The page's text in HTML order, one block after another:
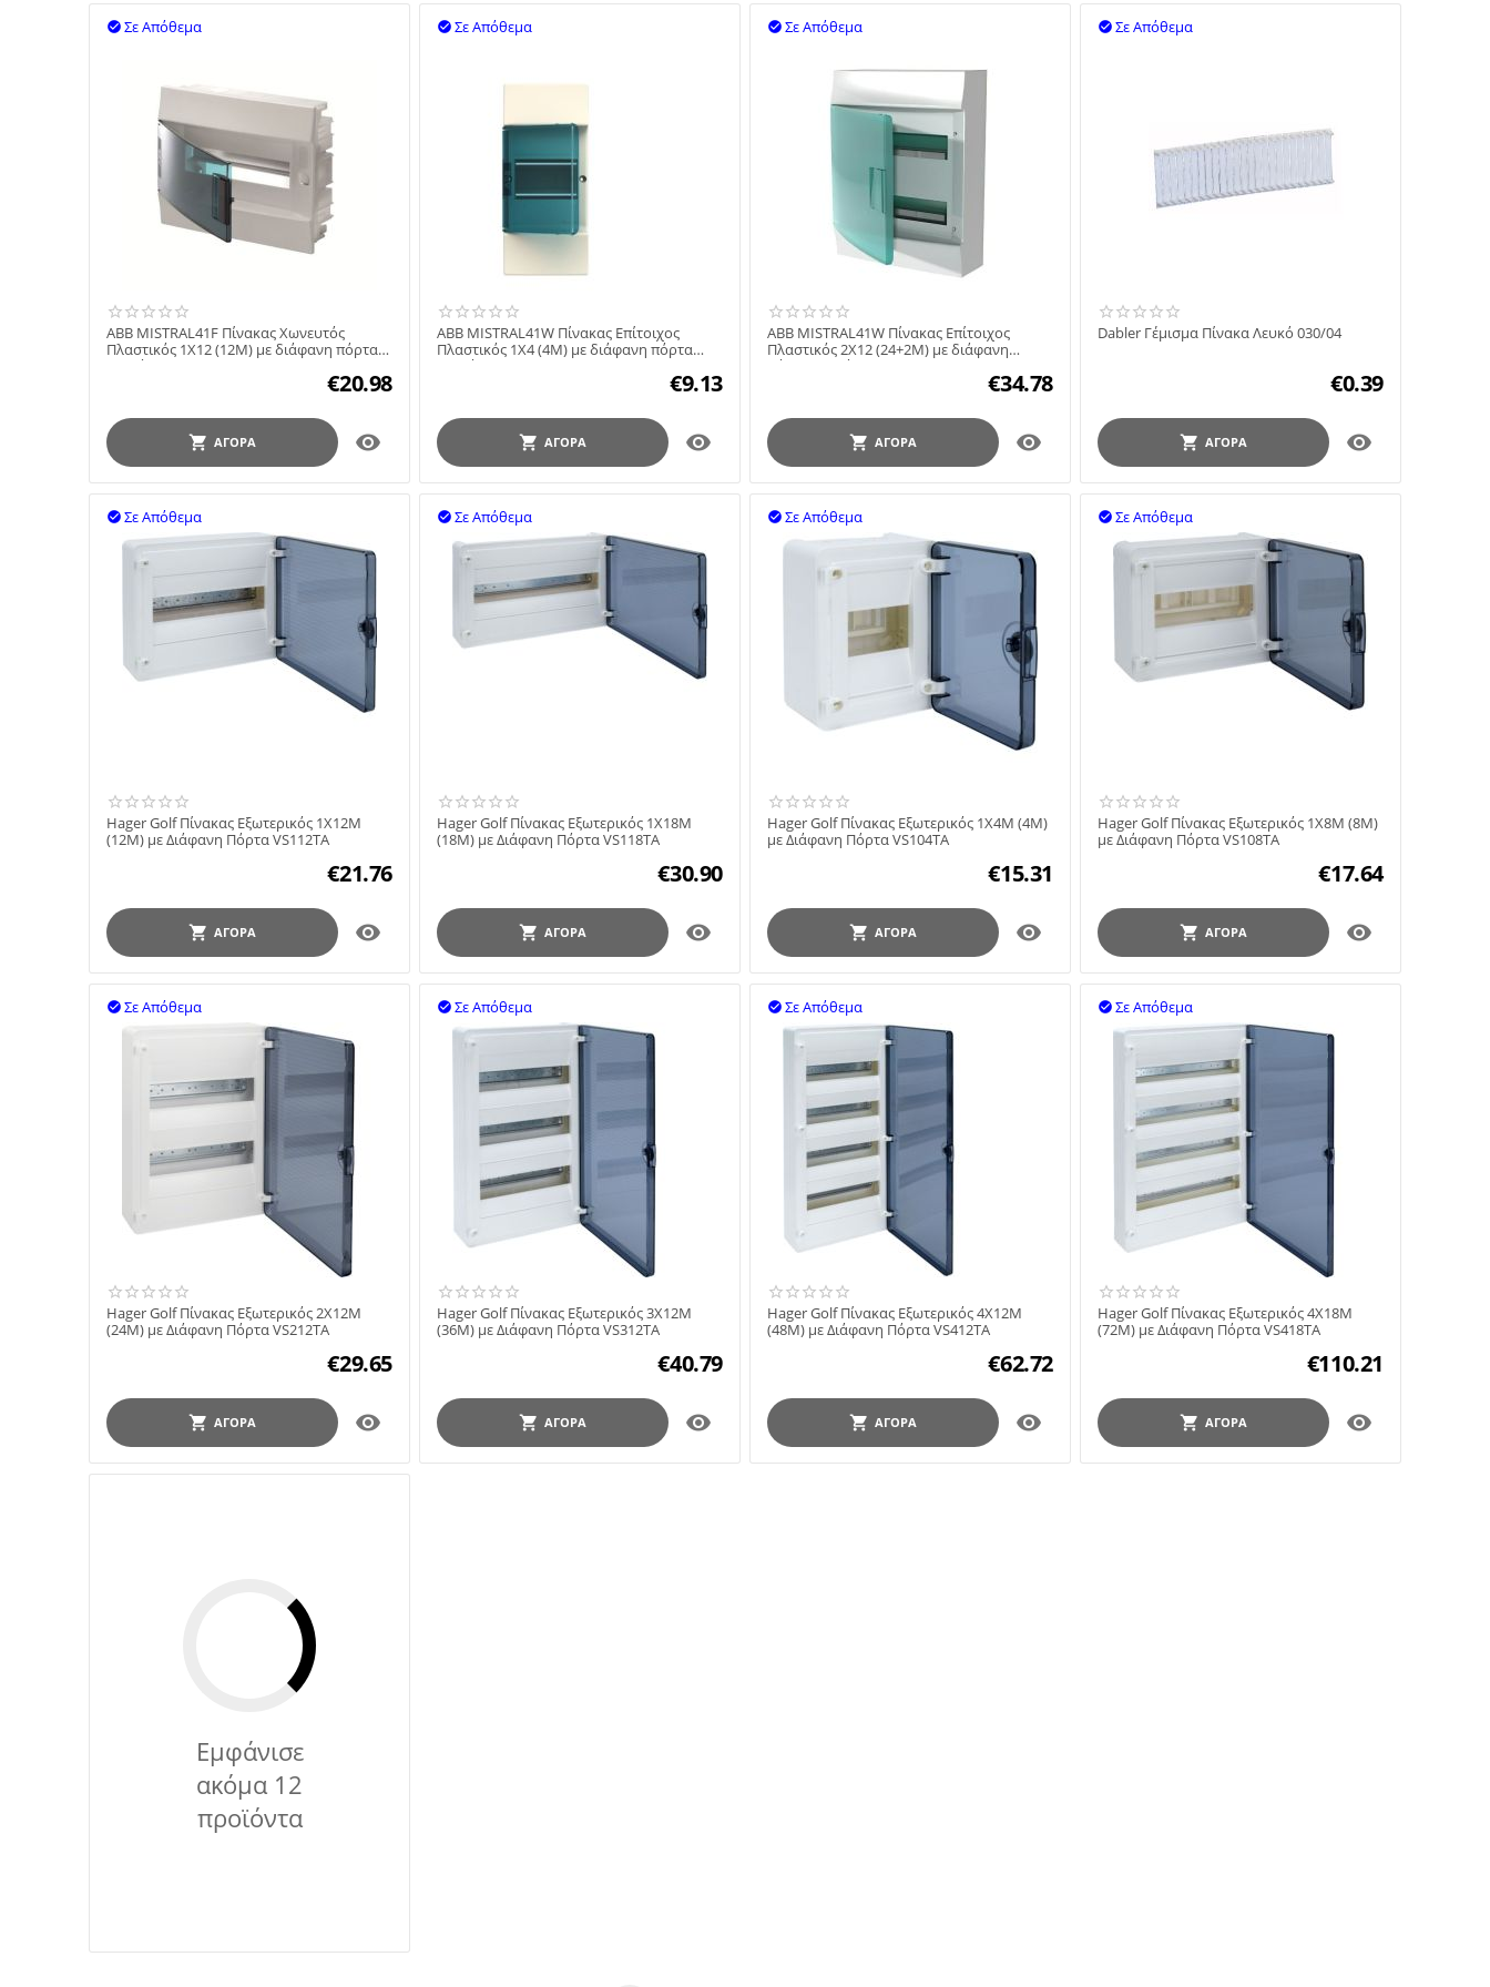
Σε Απόθεμα

ABB MISTRAL41F Πίνακας Χωνευτός
Πλαστικός 1X12 (12M) με διάφανη πόρτα
πετρόλ-μπλε 75310
€20.98
ΑΓΟΡΆ 
Σε Απόθεμα

ABB MISTRAL41W Πίνακας Επίτοιχος
Πλαστικός 1X4 (4M) με διάφανη πόρτα
πετρόλ-μπλε CU0220WD
€9.13
ΑΓΟΡΆ 
Σε Απόθεμα

ABB MISTRAL41W Πίνακας Επίτοιχος
Πλαστικός 2X12 (24+2M) με διάφανη
πόρτα πετρόλ-μπλε CU...
€34.78
ΑΓΟΡΆ 
Σε Απόθεμα

Dabler Γέμισμα Πίνακα Λευκό 030/04
€0.39
ΑΓΟΡΆ 
Σε Απόθεμα

Hager Golf Πίνακας Εξωτερικός 1X12M
(12M) με Διάφανη Πόρτα VS112TA
€21.76
ΑΓΟΡΆ 
Σε Απόθεμα

Hager Golf Πίνακας Εξωτερικός 1X18M
(18M) με Διάφανη Πόρτα VS118TA
€30.90
ΑΓΟΡΆ 
Σε Απόθεμα

Hager Golf Πίνακας Εξωτερικός 1X4M (4M)
με Διάφανη Πόρτα VS104TA
€15.31
ΑΓΟΡΆ 
Σε Απόθεμα

Hager Golf Πίνακας Εξωτερικός 1X8M (8M)
με Διάφανη Πόρτα VS108TA
€17.64
ΑΓΟΡΆ 
Σε Απόθεμα

Hager Golf Πίνακας Εξωτερικός 2X12M
(24M) με Διάφανη Πόρτα VS212TA
€29.65
ΑΓΟΡΆ 
Σε Απόθεμα

Hager Golf Πίνακας Εξωτερικός 3X12M
(36M) με Διάφανη Πόρτα VS312TA
€40.79
ΑΓΟΡΆ 
Σε Απόθεμα

Hager Golf Πίνακας Εξωτερικός 4X12M
(48M) με Διάφανη Πόρτα VS412TA
€62.72
ΑΓΟΡΆ 
Σε Απόθεμα

Hager Golf Πίνακας Εξωτερικός 4X18M
(72M) με Διάφανη Πόρτα VS418TA
€110.21
ΑΓΟΡΆ 
Εμφάνισε
ακόμα 12
προϊόντα